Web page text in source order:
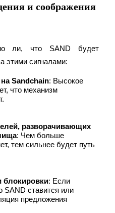
и соображения
ли, что SAND будет
этими сигналами:
Sandchain: Высокое
что механизм
разворачивающих
: Чем больше
тем сильнее будет путь
блокировки: Если
SAND ставится или
предложения